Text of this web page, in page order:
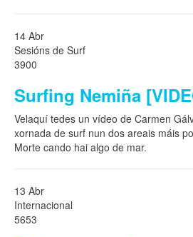
14 Abr
Sesións de Surf
3900
Surfing Nemiña
Velaquí tedes un vídeo de Carmen
xornada de surf nun dos areais máis
Morte cando hai algo de mar.
13 Abr
Internacional
5653